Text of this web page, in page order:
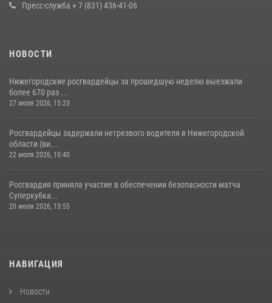
Пресс-служба + 7 (831) 436-41-06
НОВОСТИ
Нижегородские росгвардейцы за прошедшую неделю выезжали
более 670 раз ...
27 июля 2026, 15:23
Росгвардейцы задержали нетрезвого водителя в Нижегородской
области (ви...
22 июля 2026, 10:40
Росгвардия приняла участие в обеспечении безопасности матча
Суперкубка...
20 июля 2026, 13:55
НАВИГАЦИЯ
Новости